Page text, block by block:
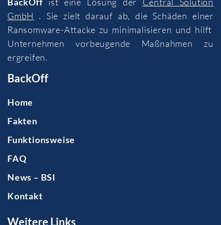
GmbH
. Sie zielt darauf ab, die Schäden einer
Ransomware-Attacke zu minimalisieren und hilft
Unternehmen vorbeugende Maßnahmen zu
ergreifen.
BackOff
Home
Fakten
Funktionsweise
FAQ
News – BSI
Kontakt
Weitere Links